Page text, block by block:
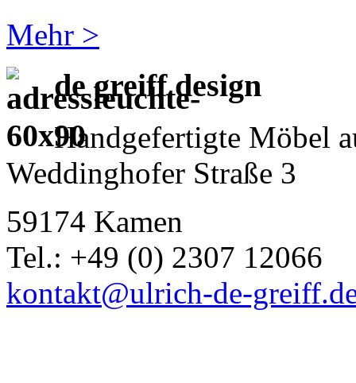
Mehr >
de greiff design
Handgefertigte Möbel
Weddinghofer Straße 3
59174 Kamen
Tel.: +49 (0) 2307 12066
kontakt@ulrich-de-